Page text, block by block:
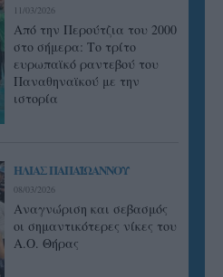
11/03/2026
Από την Περούτζια του 2000
στο σήμερα: Tο τρίτο
ευρωπαϊκό ραντεβού του
Παναθηναϊκού με την
ιστορία
ΗΛΙΑΣ ΠΑΠΑΪΩΑΝΝΟΥ
08/03/2026
Αναγνώριση και σεβασμός
οι σημαντικότερες νίκες του
Α.Ο. Θήρας